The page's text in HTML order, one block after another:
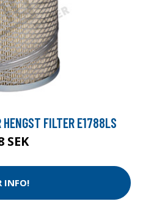
FILTER E1788LS
SEK
INFO!